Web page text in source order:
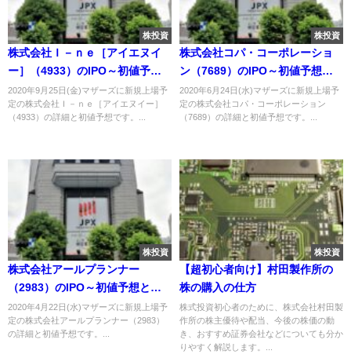
株投資
株式会社Ｉ－ｎｅ［アイエヌイ
ー］（4933）のIPO～初値予想
と新規上場情報～
2020年9月25日(金)マザーズに新規上場予
定の株式会社Ｉ－ｎｅ［アイエヌイー］
（4933）の詳細と初値予想です。...
株投資
株式会社コパ・コーポレーショ
ン（7689）のIPO～初値予想と
新規上場情報～
2020年6月24日(水)マザーズに新規上場予
定の株式会社コパ・コーポレーション
（7689）の詳細と初値予想です。...
株投資
株式会社アールプランナー
（2983）のIPO～初値予想と新
規上場情報～
2020年4月22日(水)マザーズに新規上場予
定の株式会社アールプランナー（2983）
の詳細と初値予想です。...
株投資
【超初心者向け】村田製作所の
株の購入の仕方
株式投資初心者のために、株式会社村田製
作所の株主優待や配当、今後の株価の動
き、おすすめ証券会社などについても分か
りやすく解説します。...